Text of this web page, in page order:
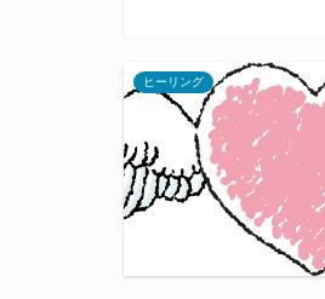
ヒーリング